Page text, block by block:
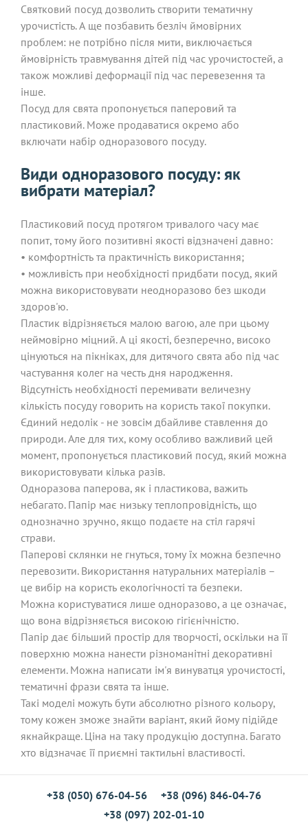
Святковий посуд дозволить створити тематичну
урочистість. А ще позбавить безліч ймовірних
проблем: не потрібно після мити, виключається
ймовірність травмування дітей під час урочистостей, а
також можливі деформації під час перевезення та
інше.
Посуд для свята пропонується паперовий та
пластиковий. Може продаватися окремо або
включати набір одноразового посуду.
Види одноразового посуду: як
вибрати матеріал?
Пластиковий посуд протягом тривалого часу має
попит, тому його позитивні якості відзначені давно:
• комфортність та практичність використання;
• можливість при необхідності придбати посуд, який
можна використовувати неодноразово без шкоди
здоров'ю.
Пластик відрізняється малою вагою, але при цьому
неймовірно міцний. А ці якості, безперечно, високо
цінуються на пікніках, для дитячого свята або під час
частування колег на честь дня народження.
Відсутність необхідності перемивати величезну
кількість посуду говорить на користь такої покупки.
Єдиний недолік - не зовсім дбайливе ставлення до
природи. Але для тих, кому особливо важливий цей
момент, пропонується пластиковий посуд, який можна
використовувати кілька разів.
Одноразова паперова, як і пластикова, важить
небагато. Папір має низьку теплопровідність, що
однозначно зручно, якщо подаєте на стіл гарячі
страви.
Паперові склянки не гнуться, тому їх можна безпечно
перевозити. Використання натуральних матеріалів –
це вибір на користь екологічності та безпеки.
Можна користуватися лише одноразово, а це означає,
що вона відрізняється високою гігієнічністю.
Папір дає більший простір для творчості, оскільки на її
поверхню можна нанести різноманітні декоративні
елементи. Можна написати ім'я винуватця урочистості,
тематичні фрази свята та інше.
Такі моделі можуть бути абсолютно різного кольору,
тому кожен зможе знайти варіант, який йому підійде
якнайкраще. Ціна на таку продукцію доступна. Багато
хто відзначає її приємні тактильні властивості.
+38 (050) 676-04-56
+38 (096) 846-04-76
+38 (097) 202-01-10